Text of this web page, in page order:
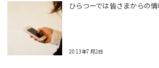
ひらつーでは皆さまからの
2013年7月2日